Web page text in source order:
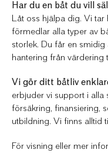
Har du en båt du vill
Låt oss hjälpa dig. Vi
förmedlar alla typer av
storlek. Du får en
hantering från värdering
Vi gör ditt båtliv
erbjuder vi support i
försäkring, finansiering,
utbildning. Vi finns alltid
För visning eller mer